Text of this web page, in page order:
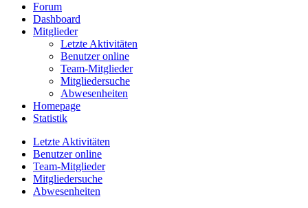
Forum
Dashboard
Mitglieder
Letzte Aktivitäten
Benutzer online
Team-Mitglieder
Mitgliedersuche
Abwesenheiten
Homepage
Statistik
Letzte Aktivitäten
Benutzer online
Team-Mitglieder
Mitgliedersuche
Abwesenheiten